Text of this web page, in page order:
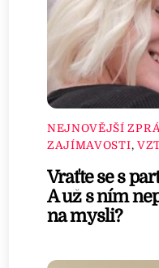
NEJNOVĚJŠÍ
ZAJÍMAVOSTI,
Vraťte se s
A už s ním
na mysli?